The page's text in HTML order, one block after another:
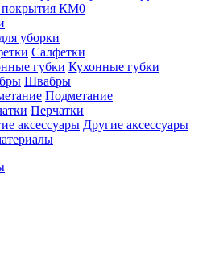
КМ0
уборки
Салфетки
Кухонные губки
Швабры
Подметание
Перчатки
Другие аксессуары